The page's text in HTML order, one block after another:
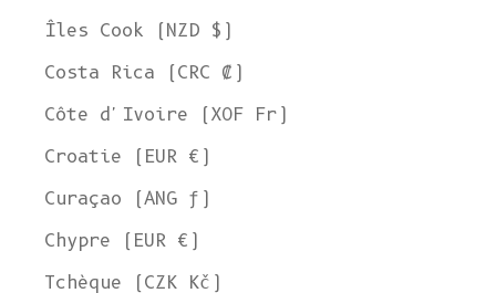
Îles Cook (NZD $)
Costa Rica (CRC ₡)
Côte d'Ivoire (XOF Fr)
Croatie (EUR €)
Curaçao (ANG ƒ)
Chypre (EUR €)
Tchèque (CZK Kč)